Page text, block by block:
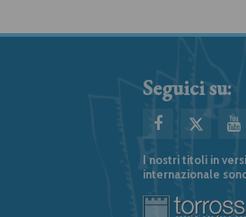
Seguici su:
I nostri titoli in
internazionale